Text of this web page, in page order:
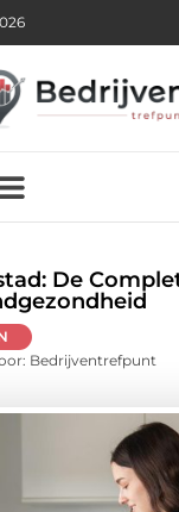
De
Bedrijventrefpunt